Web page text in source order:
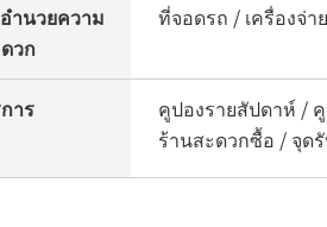
ำนวยความ
วก
ที่จอดรถ / เครื่องจ่า
าร
คูปองรายสัปดาห์ /
ร้านสะดวกซื้อ / จุด